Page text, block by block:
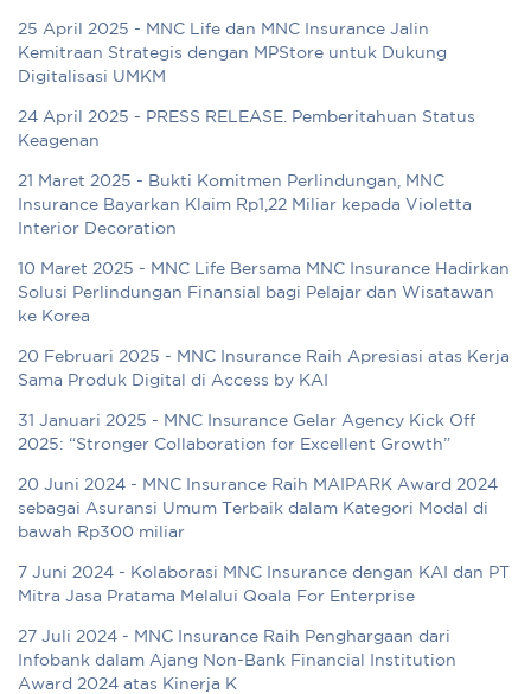
25 April 2025 - MNC Life dan MNC Insurance Jalin
Kemitraan Strategis dengan MPStore untuk Dukung
Digitalisasi UMKM
24 April 2025 - PRESS RELEASE. Pemberitahuan Status
Keagenan
21 Maret 2025 - Bukti Komitmen Perlindungan, MNC
Insurance Bayarkan Klaim Rp1,22 Miliar kepada Violetta
Interior Decoration
10 Maret 2025 - MNC Life Bersama MNC Insurance Hadirkan
Solusi Perlindungan Finansial bagi Pelajar dan Wisatawan
ke Korea
20 Februari 2025 - MNC Insurance Raih Apresiasi atas Kerja
Sama Produk Digital di Access by KAI
31 Januari 2025 - MNC Insurance Gelar Agency Kick Off
2025: “Stronger Collaboration for Excellent Growth”
20 Juni 2024 - MNC Insurance Raih MAIPARK Award 2024
sebagai Asuransi Umum Terbaik dalam Kategori Modal di
bawah Rp300 miliar
7 Juni 2024 - Kolaborasi MNC Insurance dengan KAI dan PT
Mitra Jasa Pratama Melalui Qoala For Enterprise
27 Juli 2024 - MNC Insurance Raih Penghargaan dari
Infobank dalam Ajang Non-Bank Financial Institution
Award 2024 atas Kinerja K